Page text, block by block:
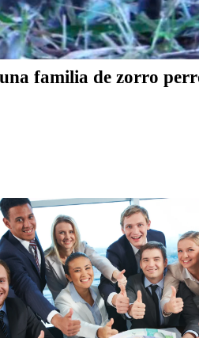
familia de zorro